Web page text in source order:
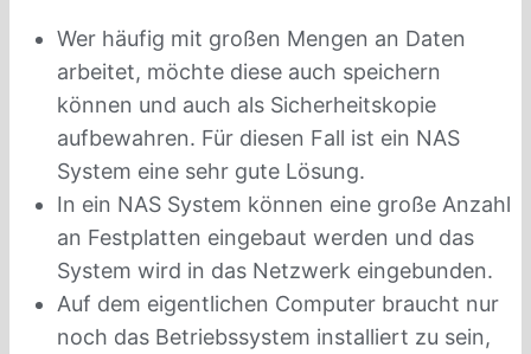
Wer häufig mit großen Mengen an Daten
arbeitet, möchte diese auch speichern
können und auch als Sicherheitskopie
aufbewahren. Für diesen Fall ist ein NAS
System eine sehr gute Lösung.
In ein NAS System können eine große Anzahl
an Festplatten eingebaut werden und das
System wird in das Netzwerk eingebunden.
Auf dem eigentlichen Computer braucht nur
noch das Betriebssystem installiert zu sein,